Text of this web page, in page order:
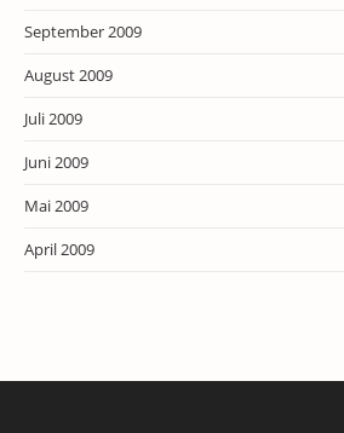
September 2009
August 2009
Juli 2009
Juni 2009
Mai 2009
April 2009